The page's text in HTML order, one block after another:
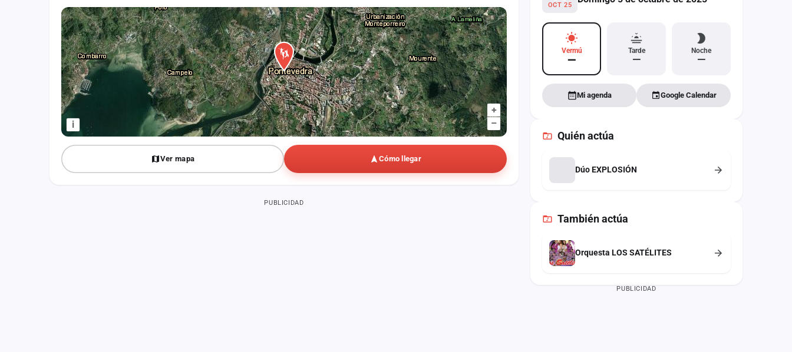
+
–
i
Ver mapa Cómo llegar
PUBLICIDAD
OCT 25
Vermú
—
Tarde
—
Noche
—
Mi agenda Google Calendar
Quién actúa
Dúo EXPLOSIÓN
Tambiénactúa
Orquesta LOS SATÉLITES
PUBLICIDAD
Iniciar sesión
Crear cuenta